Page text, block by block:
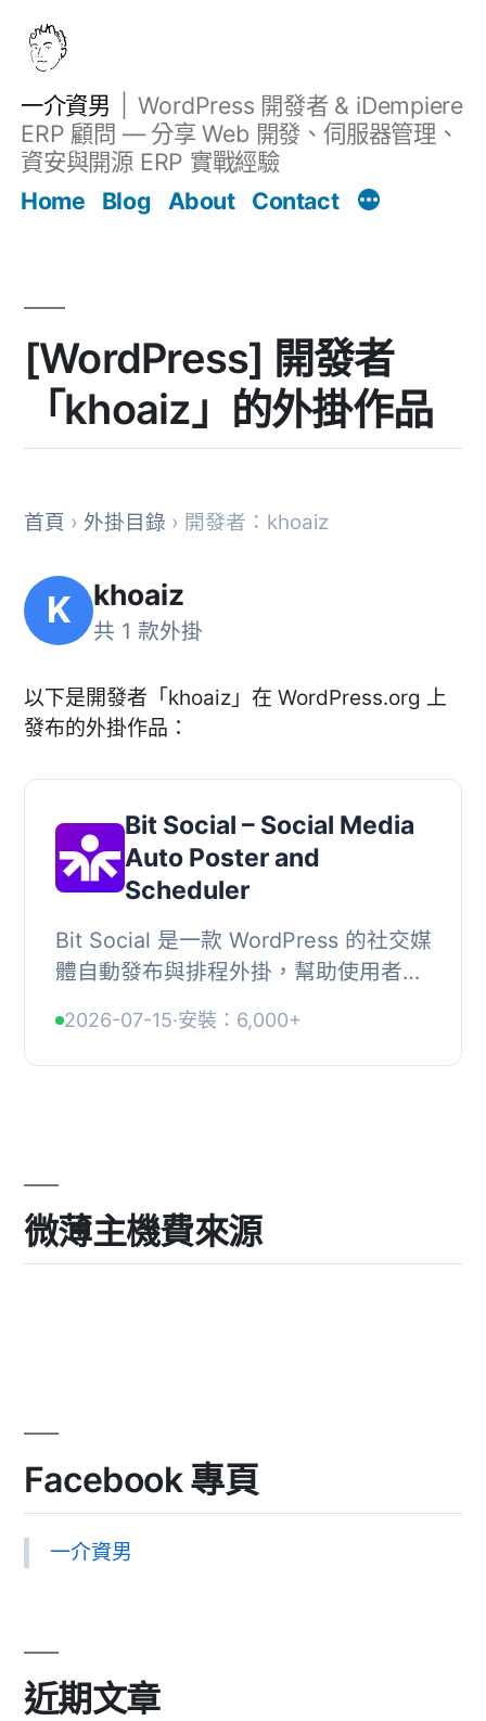
一介資男
WordPress 開發者 & iDempiere
ERP 顧問 — 分享 Web 開發、伺服器管理、
資安與開源 ERP 實戰經驗
Home
Blog About Contact
[WordPress] 開發者
「khoaiz」的外掛作品
首頁 › 外掛目錄 › 開發者：khoaiz
K khoaiz
共 1 款外掛
以下是開發者「khoaiz」在 WordPress.org 上
發布的外掛作品：
Bit Social – Social Media
Auto Poster and
Scheduler
Bit Social 是一款 WordPress 的社交媒
體自動發布與排程外掛，幫助使用者自
利用 AI 生成標題、摘要及圖片，讓社
交媒體管...
2026-07-15·安裝：6,000+
微薄主機費來源
Facebook 專頁
一介資男
近期文章
文章